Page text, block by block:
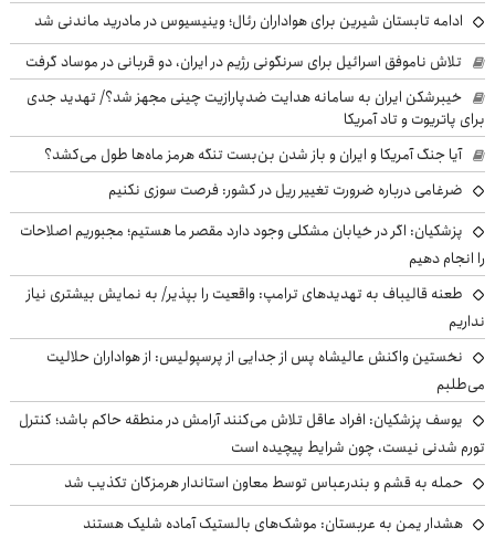
ادامه تابستان شیرین برای هواداران رئال؛ وینیسیوس در مادرید ماندنی شد
تلاش ناموفق اسرائیل برای سرنگونی رژیم در ایران، دو قربانی در موساد گرفت
خیبرشکن ایران به سامانه هدایت ضدپارازیت چینی مجهز شد؟/ تهدید جدی
برای پاتریوت و تاد آمریکا
آیا جنگ آمریکا و ایران و باز شدن بن‌بست تنگه هرمز ماه‌ها طول می‌کشد؟
ضرغامی درباره ضرورت تغییر ریل در کشور: فرصت سوزی نکنیم
پزشکیان: اگر در خیابان مشکلی وجود دارد مقصر ما هستیم؛ مجبوریم اصلاحات
را انجام دهیم
طعنه قالیباف به تهدیدهای ترامپ: واقعیت را بپذیر/ به نمایش بیشتری نیاز
نداریم
نخستین واکنش عالیشاه پس از جدایی از پرسپولیس: از هواداران حلالیت
می‌طلبم
یوسف پزشکیان: افراد عاقل تلاش می‌کنند آرامش در منطقه حاکم باشد؛ کنترل
تورم شدنی نیست، چون شرایط پیچیده است
حمله به قشم و بندرعباس توسط معاون استاندار هرمزگان تکذیب شد
هشدار یمن به عربستان: موشک‌های بالستیک آماده شلیک هستند